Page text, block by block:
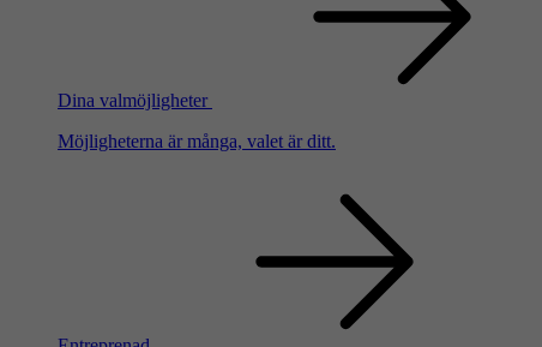
Dina valmöjligheter
Möjligheterna är många, valet är ditt.